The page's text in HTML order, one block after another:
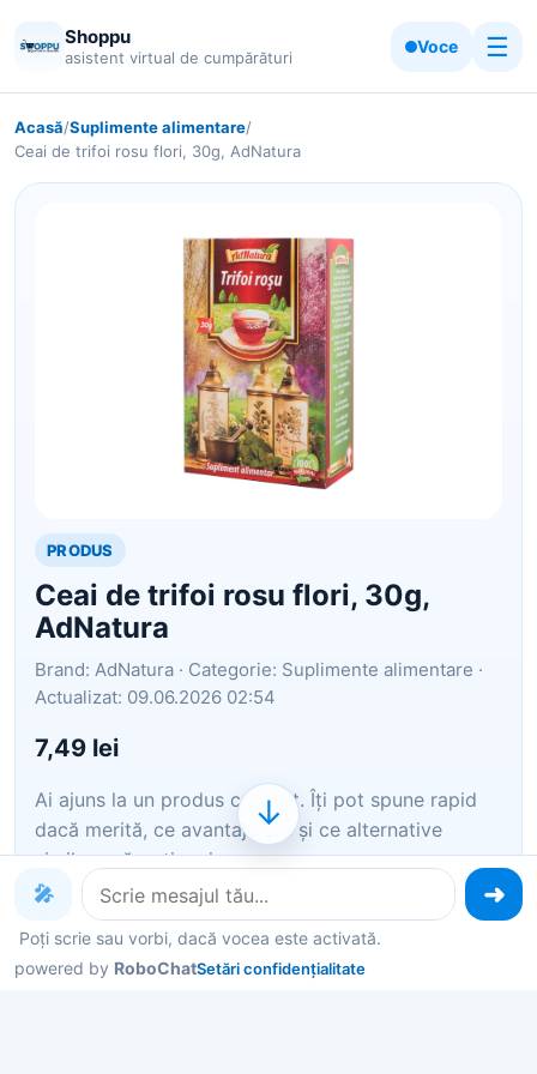
Shoppu
asistent virtual de cumpărături
Voce ☰
Acasă/Suplimente alimentare/
Ceai de trifoi rosu flori, 30g, AdNatura
PRODUS
Ceai de trifoi rosu flori, 30g,
AdNatura
Brand: AdNatura · Categorie: Suplimente alimentare ·
Actualizat: 09.06.2026 02:54
7,49 lei
Ai ajuns la un produs concret. Îți pot spune rapid
dacă merită, ce avantaje are și ce alternative
similare găsești mai ușor.
Pe scurt: Planta are proprietati depurative,
antitusive, expectorante, antiinflamatoare,
antispastice, diuretice, emoliente, estrogenice,
🎤
Poți scrie sau vorbi, dacă vocea este activată.
powered by RoboChatSetări confidențialitate
↓